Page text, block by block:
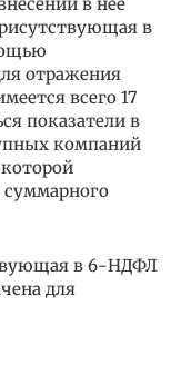
в
отражения
всего 17
показатели в
компаний
в 6-НДФЛ
для